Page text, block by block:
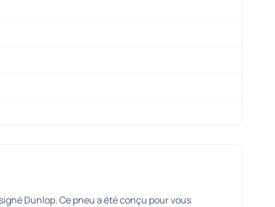
Dunlop. Ce pneu a été conçu pour vous